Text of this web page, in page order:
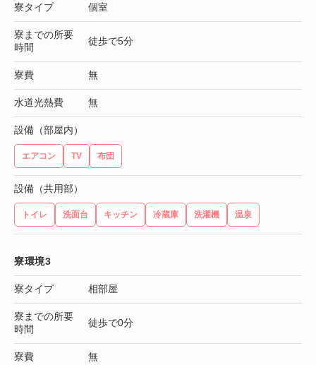
寮タイプ 個室
寮までの所要
時間
徒歩で5分
寮費 無
水道光熱費 無
設備（部屋内）
エアコン TV 布団
設備（共用部）
トイレ 洗面台 キッチン 冷蔵庫 洗濯機 温泉
寮環境3
寮タイプ 相部屋
寮までの所要
時間
徒歩で0分
寮費 無